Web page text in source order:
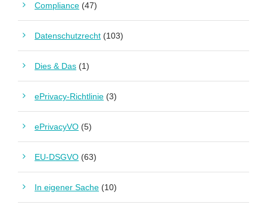
Compliance (47)
Datenschutzrecht (103)
Dies & Das (1)
ePrivacy-Richtlinie (3)
ePrivacyVO (5)
EU-DSGVO (63)
In eigener Sache (10)